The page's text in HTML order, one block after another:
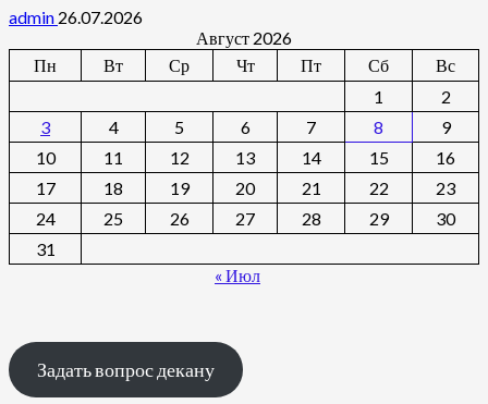
admin 26.07.2026
Август 2026
Пн
Вт Ср Чт Пт Сб
Вс
1
2
3
4 5 6 7 8
9
10
11 12 13 14 15
16
17
18 19 20 21 22
23
24
25 26 27 28 29
30
31
« Июл
Задать вопрос декану